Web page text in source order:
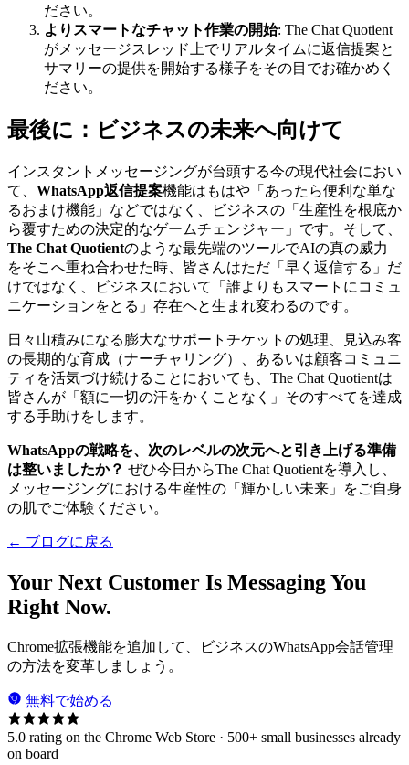
ださい。
よりスマートなチャット作業の開始: The Chat Quotient
がメッセージスレッド上でリアルタイムに返信提案と
サマリーの提供を開始する様子をその目でお確かめく
ださい。
最後に：ビジネスの未来へ向けて
インスタントメッセージングが台頭する今の現代社会におい
て、 WhatsApp返信提案機能はもはや「あったら便利な単な
るおまけ機能」などではなく、ビジネスの「生産性を根底か
ら覆すための決定的なゲームチェンジャー」です。そして、
The Chat Quotientのような最先端のツールでAIの真の威力
をそこへ重ね合わせた時、皆さんはただ「早く返信する」だ
けではなく、ビジネスにおいて「誰よりもスマートにコミュ
ニケーションをとる」存在へと生まれ変わるのです。
日々山積みになる膨大なサポートチケットの処理、見込み客
の長期的な育成（ナーチャリング）、あるいは顧客コミュニ
ティを活気づけ続けることにおいても、The Chat Quotientは
皆さんが「額に一切の汗をかくことなく」そのすべてを達成
する手助けをします。
WhatsAppの戦略を、次のレベルの次元へと引き上げる準備
は整いましたか？ ぜひ今日からThe Chat Quotientを導入し、
メッセージングにおける生産性の「輝かしい未来」をご自身
の肌でご体験ください。
← ブログに戻る
Your Next Customer Is Messaging You
Right Now.
Chrome拡張機能を追加して、ビジネスのWhatsApp会話管理
の方法を変革しましょう。
無料で始める
5.0 rating on the Chrome Web Store · 500+ small businesses already
on board